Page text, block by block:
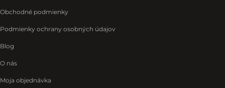
Obchodné podmienky
Podmienky ochrany osobných údajov
Blog
O nás
Moja objednávka